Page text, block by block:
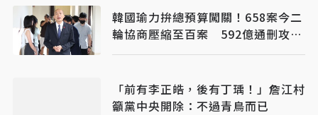
韓國瑜力拚總預算闖關！658案今二
輪協商壓縮至百案 592億通刪攻防
成決戰焦點
「前有李正皓，後有丁瑀！」詹江村
籲黨中央開除：不過青鳥而已